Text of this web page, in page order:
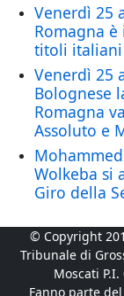
Venerdì 25
Romagna
titoli italiani
Venerdì 25
Bolognese
Romagna
Assoluto e
Wolkeba si
Giro della
© Copyright
Tribunale di
Moscati P.I.
Fanno parte